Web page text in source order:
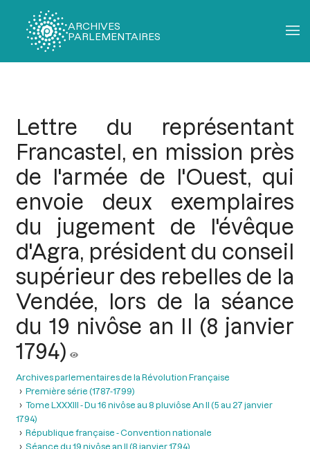
ARCHIVES
PARLEMENTAIRES
Lettre du représentant
Francastel, en mission près
de l'armée de l'Ouest, qui
envoie deux exemplaires
du jugement de l'évêque
d'Agra, président du conseil
supérieur des rebelles de la
Vendée, lors de la séance
du 19 nivôse an II (8 janvier
1794)
Archives parlementaires de la Révolution Française
Première série (1787-1799)
Tome LXXXIII - Du 16 nivôse au 8 pluviôse An II (5 au 27 janvier
1794)
République française - Convention nationale
Séance du 19 nivôse an II (8 janvier 1794)